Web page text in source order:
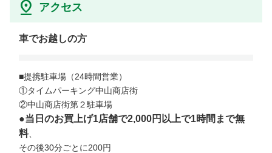
アクセス
車でお越しの方
■提携駐車場（24時間営業）
①タイムパーキング中山商店街
●当日のお買上げ1店舗で2,000円以上で1時間まで無
料、
その後30分ごとに200円